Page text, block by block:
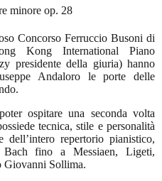
minore op. 28
Concorso Ferruccio Busoni di
Kong International Piano
presidente della giuria) hanno
Andaloro le porte delle
ospitare una seconda volta
tecnica, stile e personalità
repertorio pianistico,
Bach fino a Messiaen, Ligeti,
Giovanni Sollima.